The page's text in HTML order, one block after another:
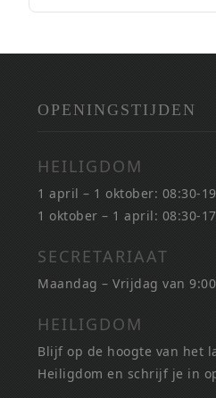
OPENINGSTIJDEN
HEILIGDOM
1 april – 1 oktober: 08:30-
1 oktober – 1 april: 08:30-
SECRETARIAAT
Maandag – Vrijdag van
HEILIGDOM
Blijf op de hoogte van het
Heiligdom en schrijf je in